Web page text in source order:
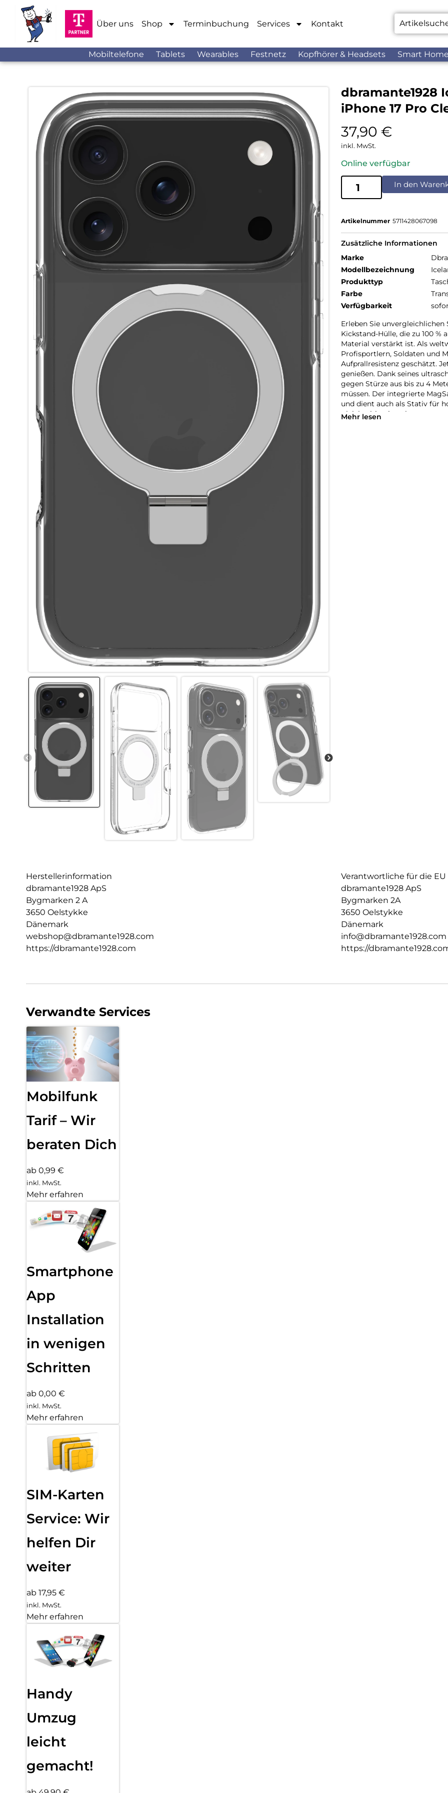
Über uns Shop Terminbuchung Services Kontakt
Mobiltelefone Tablets Wearables Festnetz Kopfhörer & Headsets Smart
dbramante1928
iPhone 17 Pro
37,90 €
inkl. MwSt.
Online verfügbar
In den
Artikelnummer 5711428067098
Zusätzliche Informationen
Marke
Modellbezeichnung
Produkttyp
Farbe
Verfügbarkeit
Erleben Sie
Kickstand-Hülle, die zu 100
Material verstärkt ist. Als
Profisportlern, Soldaten und
Aufprallresistenz geschätzt.
genießen. Dank seines
gegen Stürze aus bis zu 4
müssen. Der integrierte
und dient auch als Stativ für
gleichzeitig einen bequemen
Mehr lesen
Herstellerinformation
dbramante1928 ApS
Bygmarken 2 A
3650 Oelstykke
Dänemark
webshop@dbramante1928.com
https://dbramante1928.com
Verantwortliche für die EU
dbramante1928 ApS
Bygmarken 2A
3650 Oelstykke
Dänemark
info@dbramante1928.com
https://
Verwandte Services
Mobilfunk
Tarif – Wir
beraten Dich
ab 0,99 €
inkl. MwSt.
Mehr erfahren
Smartphone
App
Installation
in wenigen
Schritten
ab 0,00 €
inkl. MwSt.
Mehr erfahren
SIM-Karten
Service: Wir
helfen Dir
weiter
ab 17,95 €
inkl. MwSt.
Mehr erfahren
Handy
Umzug
leicht
gemacht!